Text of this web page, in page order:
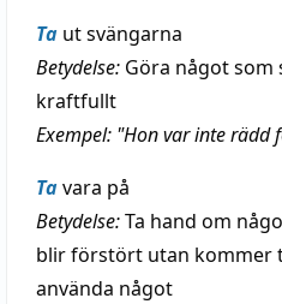
Ta ut svängarna
Betydelse: Göra något
kraftfullt
Exempel: "Hon var inte
Tavara på
Betydelse:Ta hand om
blir förstört utan kommer
använda något